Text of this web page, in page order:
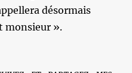
désormais
monsieur ».